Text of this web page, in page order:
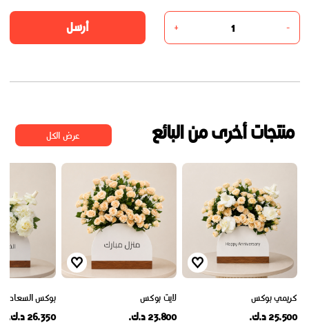
-
+ أرسل
منتجات أخرى من البائع عرض الكل
كريمي بوكس
25.500 د.ك.
لايت بوكس
23.800 د.ك.
بوكس السعادة IV
26.350 د.ك.